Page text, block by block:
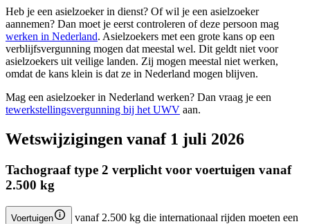
Heb je een asielzoeker in dienst? Of wil je een asielzoeker
aannemen? Dan moet je eerst controleren of deze persoon mag
werken in Nederland. Asielzoekers met een grote kans op een
verblijfsvergunning mogen dat meestal wel. Dit geldt niet voor
asielzoekers uit veilige landen. Zij mogen meestal niet werken,
omdat de kans klein is dat ze in Nederland mogen blijven.
Mag een asielzoeker in Nederland werken? Dan vraag je een
tewerkstellingsvergunning bij het UWV aan.
Wetswijzigingen vanaf 1 juli 2026
Tachograaf type 2 verplicht voor voertuigen vanaf
2.500 kg
Voertuigen
vanaf 2.500 kg die internationaal rijden moeten een